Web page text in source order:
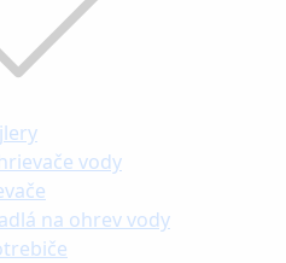
vody
na ohrev vody